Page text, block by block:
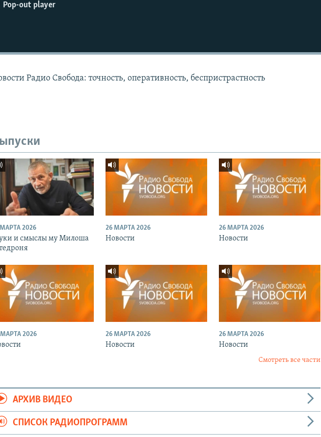
Pop-out player
Радио Свобода: точность, оперативность, беспристрастность
2026
и смыслы му Милоша
26 МАРТА 2026
Новости
26 МАРТА 2026
Новости
2026 26 МАРТА 2026
Новости
26 МАРТА 2026
Новости
Смотреть все части
АРХИВ ВИДЕО
СПИСОК РАДИОПРОГРАММ